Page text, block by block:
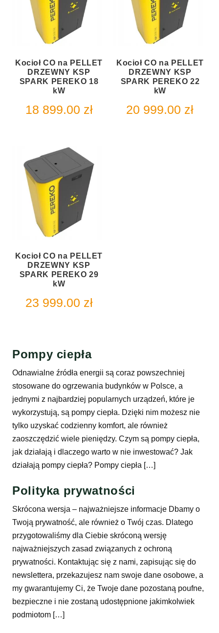
Kocioł CO na PELLET
DRZEWNY KSP
SPARK PEREKO 18
kW
18 899.00 zł
Kocioł CO na PELLET
DRZEWNY KSP
SPARK PEREKO 22
kW
20 999.00 zł
Kocioł CO na PELLET
DRZEWNY KSP
SPARK PEREKO 29
kW
23 999.00 zł
Pompy ciepła
Odnawialne źródła energii są coraz powszechniej
stosowane do ogrzewania budynków w Polsce, a
jednymi z najbardziej popularnych urządzeń, które je
wykorzystują, są pompy ciepła. Dzięki nim możesz nie
tylko uzyskać codzienny komfort, ale również
zaoszczędzić wiele pieniędzy. Czym są pompy ciepła,
jak działają i dlaczego warto w nie inwestować? Jak
działają pompy ciepła? Pompy ciepła […]
Polityka prywatności
Skrócona wersja – najważniejsze informacje Dbamy o
Twoją prywatność, ale również o Twój czas. Dlatego
przygotowaliśmy dla Ciebie skróconą wersję
najważniejszych zasad związanych z ochroną
prywatności. Kontaktując się z nami, zapisując się do
newslettera, przekazujesz nam swoje dane osobowe, a
my gwarantujemy Ci, że Twoje dane pozostaną poufne,
bezpieczne i nie zostaną udostępnione jakimkolwiek
podmiotom […]